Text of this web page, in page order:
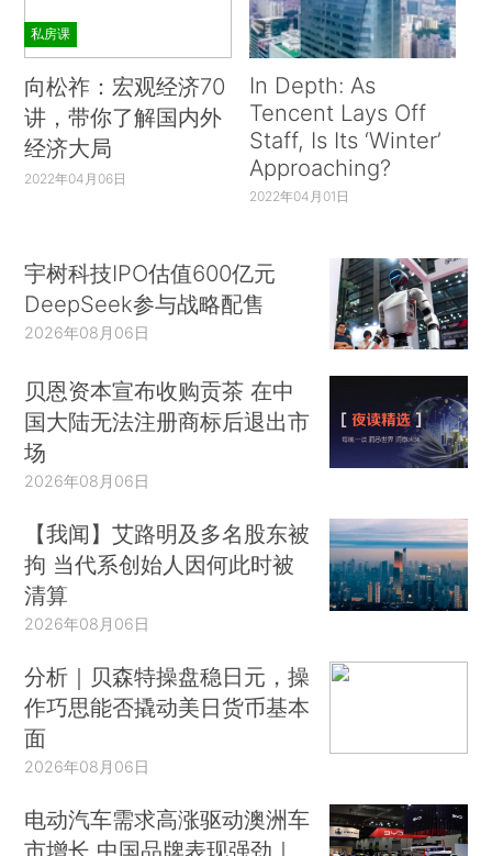
私房课
向松祚：宏观经济70
讲，带你了解国内外
经济大局
2022年04月06日
In Depth: As
Tencent Lays Off
Staff, Is Its ‘Winter’
Approaching?
2022年04月01日
宇树科技IPO估值600亿元
DeepSeek参与战略配售
2026年08月06日
贝恩资本宣布收购贡茶 在中
国大陆无法注册商标后退出市
场
2026年08月06日
【我闻】艾路明及多名股东被
拘 当代系创始人因何此时被
清算
2026年08月06日
分析｜贝森特操盘稳日元，操
作巧思能否撬动美日货币基本
面
2026年08月06日
电动汽车需求高涨驱动澳洲车
市增长 中国品牌表现强劲｜